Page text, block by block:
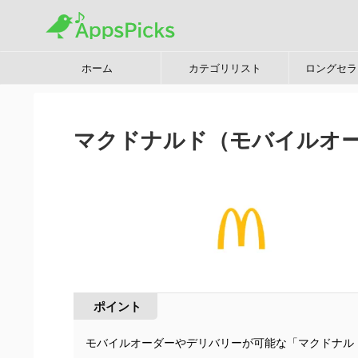
ホーム カテゴリリスト ロングセ
マクドナルド（モバイルオ
ポイント
モバイルオーダーやデリバリーが可能な「マクドナ